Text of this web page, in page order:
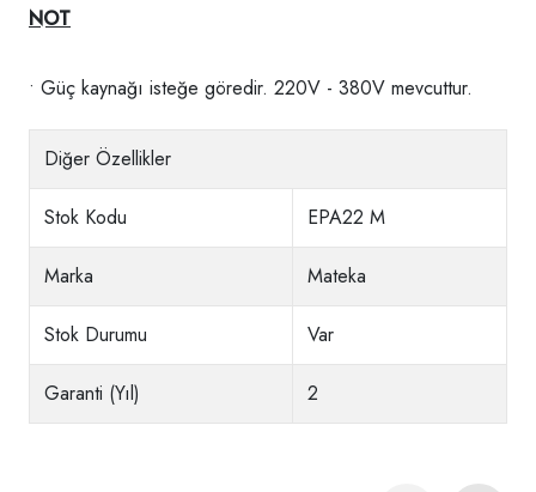
NOT
• Güç kaynağı isteğe göredir. 220V - 380V mevcuttur.
Diğer Özellikler
Stok Kodu EPA22 M
Marka Mateka
Stok Durumu Var
Garanti (Yıl) 2